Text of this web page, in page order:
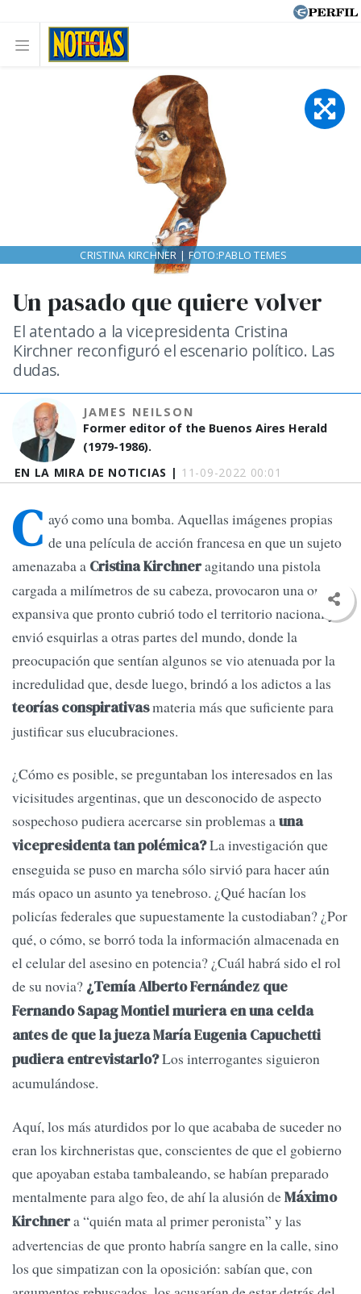
EN LA MIRA DE NOTICIAS | 11-09-2022 00:01
Un pasado que quiere volver
El atentado a la vicepresidenta Cristina
Kirchner reconfiguró el escenario político. Las
dudas.
JAMES NEILSON
Former editor of the Buenos Aires Herald
(1979-1986).
CRISTINA KIRCHNER | FOTO:PABLO TEMES
C ayó como una bomba. Aquellas imágenes propias
de una película de acción francesa en que un sujeto
amenazaba a Cristina Kirchneragitando una pistola
cargada a milímetros de su cabeza, provocaron una onda
expansiva que pronto cubrió todo el territorio nacional y
envió esquirlas a otras partes del mundo, donde la
preocupación que sentían algunos se vio atenuada por la
incredulidad que, desde luego, brindó a los adictos a las
teorías conspirativasmateria más que suficiente para
justificar sus elucubraciones.
¿Cómo es posible, se preguntaban los interesados en las
vicisitudes argentinas, que un desconocido de aspecto
sospechoso pudiera acercarse sin problemas auna
vicepresidenta tan polémica?La investigación que
enseguida se puso en marcha sólo sirvió para hacer aún
más opaco un asunto ya tenebroso. ¿Qué hacían los
policías federales que supuestamente la custodiaban? ¿Por
qué, o cómo, se borró toda la información almacenada en
el celular del asesino en potencia? ¿Cuál habrá sido el rol
de su novia? ¿Temía Alberto Fernández que
Fernando Sapag Montiel muriera en una celda
antes de que la jueza María Eugenia Capuchetti
pudiera entrevistarlo?Los interrogantes siguieron
acumulándose.
Aquí, los más aturdidos por lo que acababa de suceder no
eran los kirchneristas que, conscientes de que el gobierno
que apoyaban estaba tambaleando, se habían preparado
mentalmente para algo feo, de ahí la alusión deMáximo
Kirchnera “quién mata al primer peronista” y las
advertencias de que pronto habría sangre en la calle, sino
los que simpatizan con la oposición: sabían que, con